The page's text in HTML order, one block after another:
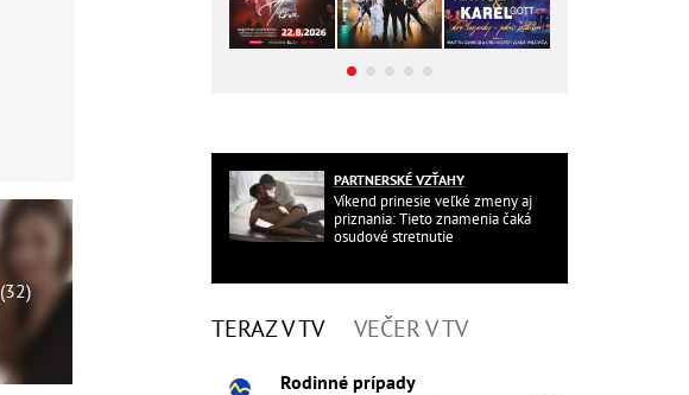
(32)
PARTNERSKÉ VZŤAHY
Víkend prinesie veľké zmeny aj
priznania: Tieto znamenia čaká
osudové stretnutie
TERAZ V TV VEČER V TV
Rodinné prípady